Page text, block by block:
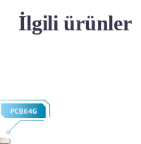
İlgili ürünler